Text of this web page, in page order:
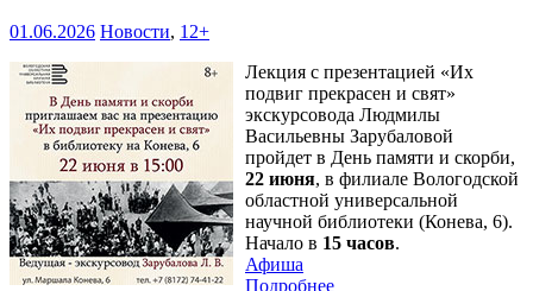
01.06.2026 Новости, 12+
Лекция с презентацией «Их
подвиг прекрасен и свят»
экскурсовода Людмилы
Васильевны Зарубаловой
пройдет в День памяти и скорби,
22 июня, в филиале Вологодской
областной универсальной
научной библиотеки (Конева, 6).
Начало в 15 часов.
Афиша
Подробнее